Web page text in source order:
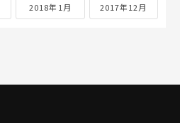
2018年1月 2017年12月